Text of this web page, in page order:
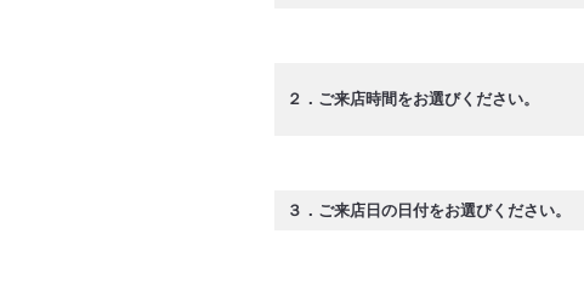
２．ご来店時間をお選びください。
３．ご来店日の日付をお選びください。